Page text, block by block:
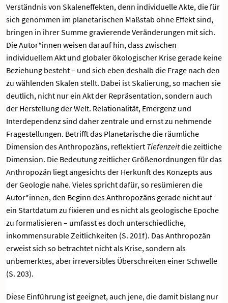
Verständnis von Skaleneffekten, denn individuelle Akte, die für
sich genommen im planetarischen Maßstab ohne Effekt sind,
bringen in ihrer Summe gravierende Veränderungen mit sich.
Die Autor*innen weisen darauf hin, dass zwischen
individuellem Akt und globaler ökologischer Krise gerade keine
Beziehung besteht – und sich eben deshalb die Frage nach den
zu wählenden Skalen stellt. Dabei ist Skalierung, so machen sie
deutlich, nicht nur ein Akt der Repräsentation, sondern auch
der Herstellung der Welt. Relationalität, Emergenz und
Interdependenz sind daher zentrale und ernst zu nehmende
Fragestellungen. Betrifft das Planetarische die räumliche
Dimension des Anthropozäns, reflektiert Tiefenzeitdie zeitliche
Dimension. Die Bedeutung zeitlicher Größenordnungen für das
Anthropozän liegt angesichts der Herkunft des Konzepts aus
der Geologie nahe. Vieles spricht dafür, so resümieren die
Autor*innen, den Beginn des Anthropozäns gerade nicht auf
ein Startdatum zu fixieren und es nicht als geologische Epoche
zu formalisieren – umfasst es doch unterschiedliche,
inkommensurable Zeitlichkeiten (S. 201f). Das Anthropozän
erweist sich so betrachtet nicht als Krise, sondern als
unbemerktes, aber irreversibles Überschreiten einer Schwelle
(S. 203).
Diese Einführung ist geeignet, auch jene, die damit bislang nur